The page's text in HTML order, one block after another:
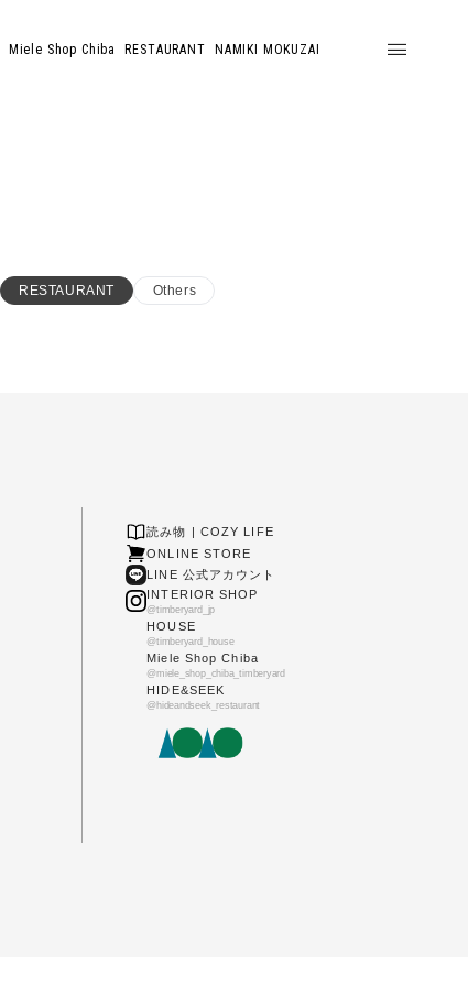
Miele Shop Chiba RESTAURANT NAMIKI MOKUZAI
RESTAURANT Others
読み物 | COZY LIFE
ONLINE STORE
LINE 公式アカウント
INTERIOR SHOP
@timberyard_jp
HOUSE
@timberyard_house
Miele Shop Chiba
@miele_shop_chiba_timberyard
HIDE&SEEK
@hideandseek_restaurant